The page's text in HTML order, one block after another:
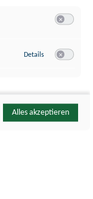
Details zu YouTube
Alles akzeptieren